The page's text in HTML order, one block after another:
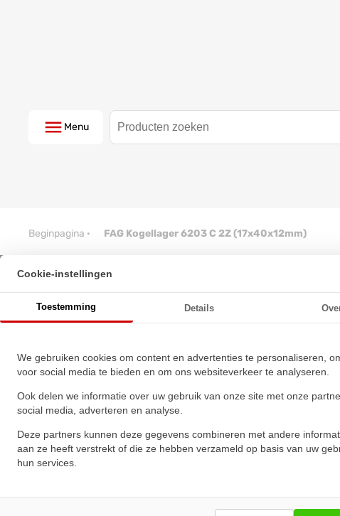
Menu
Beginpagina · FAG Kogellager 6203 C 2Z (17x40x12mm)
Cookie-instellingen
Toestemming Details
We gebruiken cookies om content en advertenties te personaliseren,
voor social media te bieden en om ons websiteverkeer te analyseren.
Ook delen we informatie over uw gebruik van onze site met onze
social media, adverteren en analyse.
Deze partners kunnen deze gegevens combineren met andere
aan ze heeft verstrekt of die ze hebben verzameld op basis van uw
hun services.
FAG Kogellager 6203 C 2Z
★★★★★
★★★★★